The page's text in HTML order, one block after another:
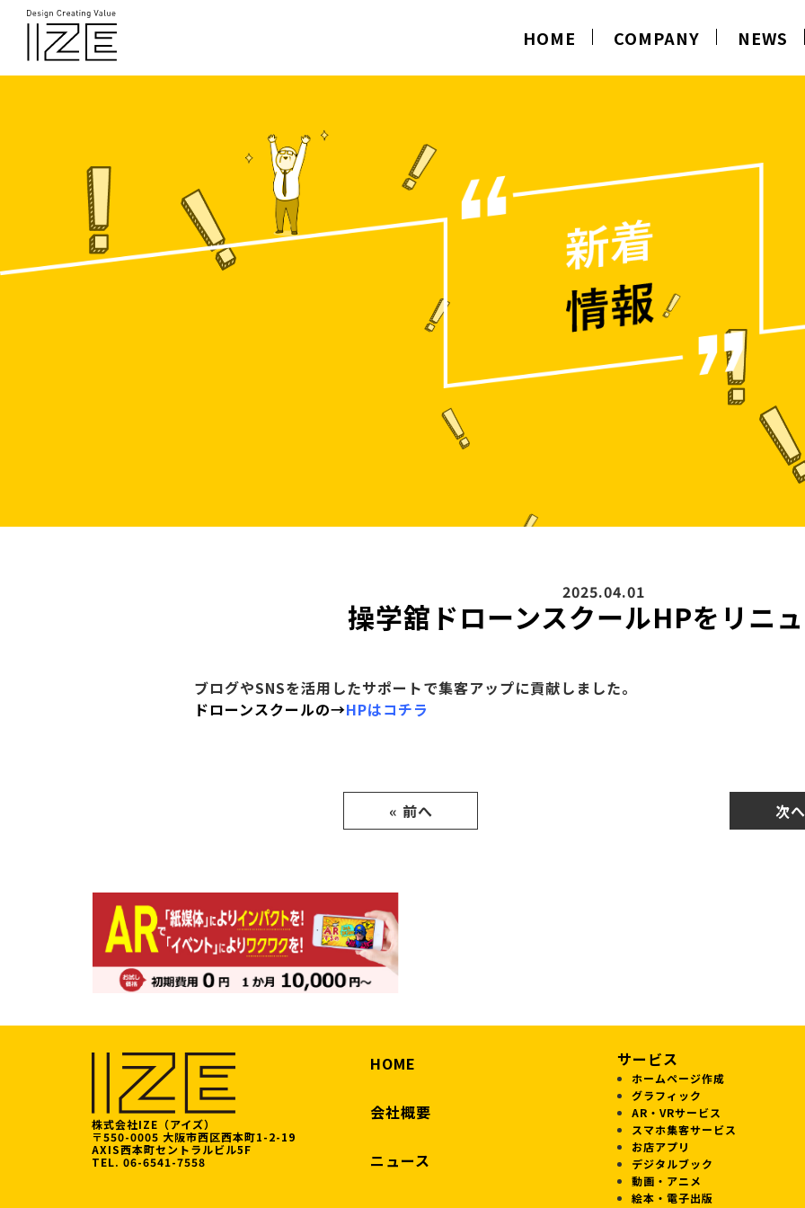
HOME COMPANY NEWS
2025.04.01
操学舘ドローンスクールHPをリニ
ブログやSNSを活用したサポートで集客アップに貢献しました。
ドローンスクールの→HPはコチラ
« 前へ 次
株式会社IZE（アイズ）
〒550-0005 大阪市西区西本町1-2-19
AXIS西本町セントラルビル5F
TEL. 06-6541-7558
HOME
会社概要
ニュース
サービス
ホームページ作成
グラフィック
AR・VRサービス
スマホ集客サービス
お店アプリ
デジタルブック
動画・アニメ
絵本・電子出版